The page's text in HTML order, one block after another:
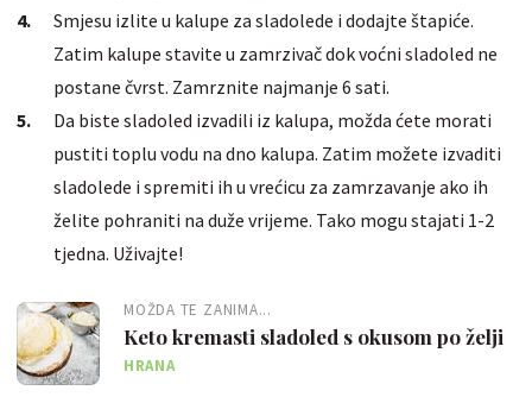
Smjesu izlite u kalupe za sladolede i dodajte štapiće.
Zatim kalupe stavite u zamrzivač dok voćni sladoled ne
postane čvrst. Zamrznite najmanje 6 sati.
Da biste sladoled izvadili iz kalupa, možda ćete morati
pustiti toplu vodu na dno kalupa. Zatim možete izvaditi
sladolede i spremiti ih u vrećicu za zamrzavanje ako ih
želite pohraniti na duže vrijeme. Tako mogu stajati 1-2
tjedna. Uživajte!
MOŽDA TE ZANIMA...
Keto kremasti sladoled s okusom po želji
HRANA